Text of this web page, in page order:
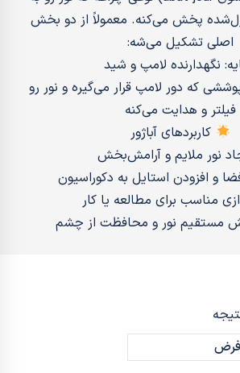
پخش می‌کنه. معمولاً از دو بخش
اصلی تشکیل می‌شه:
نگهدارنده لامپ و شید
که دور لامپ قرار می‌گیره و نور رو
فیلتر و هدایت می‌کنه
کاربردهای آباژور
نور ملایم و آرامش‌بخش
و افزودن استایل به دکوراسیون
مناسب برای مطالعه یا کار
مستقیم نور و محافظت از چشم